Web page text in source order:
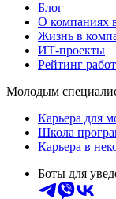
Блог
О компаниях
Жизнь в
ИТ-проекты
Рейтинг
Молодым
Карьера для
Школа
Карьера в
Боты для